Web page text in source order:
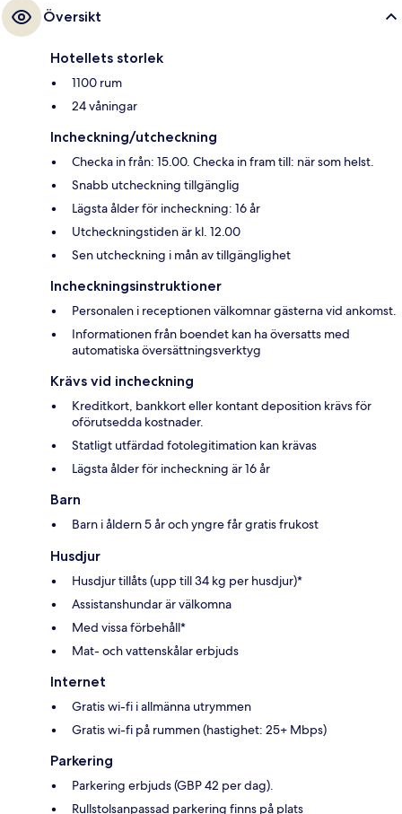
Översikt
Hotellets storlek
1100 rum
24 våningar
Incheckning/utcheckning
Checka in från: 15.00. Checka in fram till: när som helst.
Snabb utcheckning tillgänglig
Lägsta ålder för incheckning: 16 år
Utcheckningstiden är kl. 12.00
Sen utcheckning i mån av tillgänglighet
Incheckningsinstruktioner
Personalen i receptionen välkomnar gästerna vid ankomst.
Informationen från boendet kan ha översatts med
automatiska översättningsverktyg
Krävs vid incheckning
Kreditkort, bankkort eller kontant deposition krävs för
oförutsedda kostnader.
Statligt utfärdad fotolegitimation kan krävas
Lägsta ålder för incheckning är 16 år
Barn
Barn i åldern 5 år och yngre får gratis frukost
Husdjur
Husdjur tillåts (upp till 34 kg per husdjur)*
Assistanshundar är välkomna
Med vissa förbehåll*
Mat- och vattenskålar erbjuds
Internet
Gratis wi-fi i allmänna utrymmen
Gratis wi-fi på rummen (hastighet: 25+ Mbps)
Parkering
Parkering erbjuds (GBP 42 per dag).
Rullstolsanpassad parkering finns på plats